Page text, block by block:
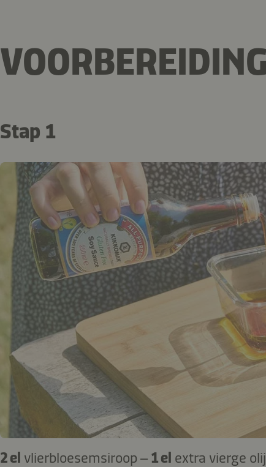
VOORBEREIDING
Stap 1
2 el vlierbloesemsiroop – 1 el extra vierge